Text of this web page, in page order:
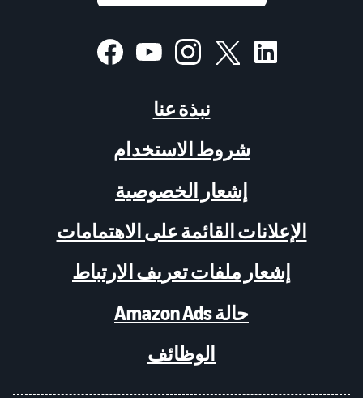
نبذة عنا
شروط الاستخدام
إشعار الخصوصية
الإعلانات القائمة على الاهتمامات
إشعار ملفات تعريف الارتباط
حالة Amazon Ads
الوظائف